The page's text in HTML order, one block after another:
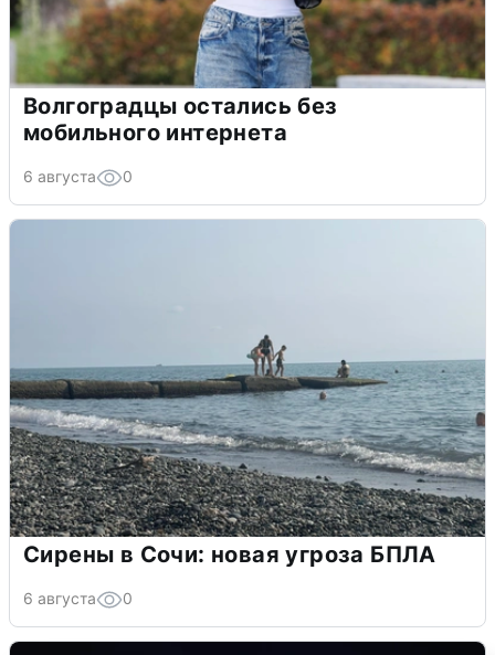
Волгоградцы остались без
мобильного интернета
6 августа 0
Сирены в Сочи: новая угроза БПЛА
6 августа 0